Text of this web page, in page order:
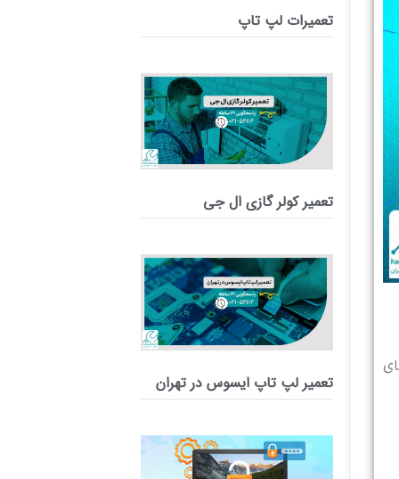
تعمیرات لپ تاپ
تعمیر کولر گازی ال جی
تعمیر لپ‌ تاپ ایسوس در تهران